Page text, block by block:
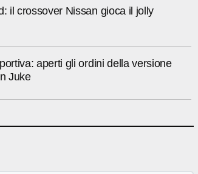
il crossover Nissan gioca il jolly
aperti gli ordini della versione
Juke